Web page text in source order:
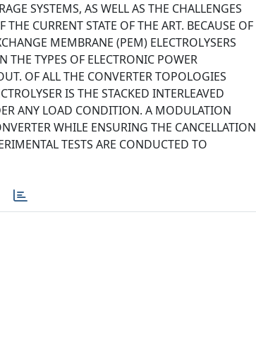
SYSTEMS, AS WELL AS THE CHALLENGES
CURRENT STATE OF THE ART. BECAUSE OF
MEMBRANE (PEM) ELECTROLYSERS
THE TYPES OF ELECTRONIC POWER
OF ALL THE CONVERTER TOPOLOGIES
IS THE STACKED INTERLEAVED
ANY LOAD CONDITION. A MODULATION
WHILE ENSURING THE CANCELLATION
TESTS ARE CONDUCTED TO